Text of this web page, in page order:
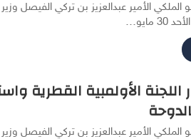
الأمير عبدالعزيز بن تركي الفيصل وزير
مايو…
اللجنة الأولمبية القطرية
الأمير عبدالعزيز بن تركي الفيصل وزير